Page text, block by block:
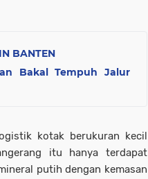
BANTEN
Bakal Tempuh Jalur
kotak berukuran kecil
itu hanya terdapat
putih dengan kemasan